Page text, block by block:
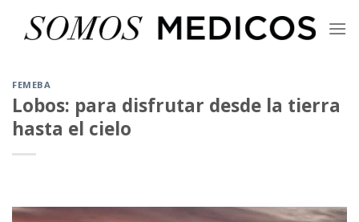
FEMEBA
Lobos: para disfrutar desde la tierra
hasta el cielo